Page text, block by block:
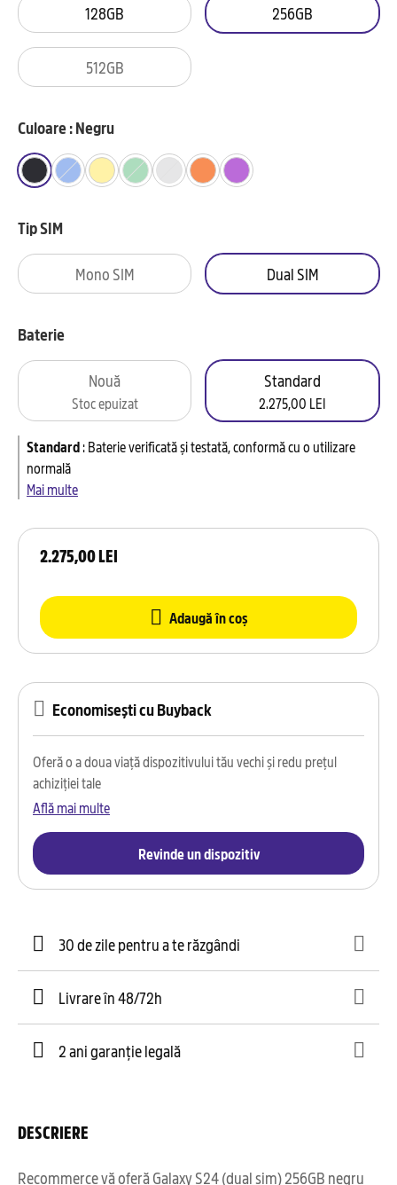
2.275,00 LEI
Adaugă în coș
128GB 256GB
512GB
Culoare : Negru
Tip SIM
Mono SIM Dual SIM
Baterie
Nouă
Stoc epuizat
Standard
2.275,00 LEI
Standard:Baterie verificată și testată, conformă cu o utilizare
normală
Mai multe
Economisești cu Buyback
Oferă o a doua viață dispozitivului tău vechi și redu prețul
achiziției tale
Află mai multe
Revinde un dispozitiv
30 de zile pentru a te răzgândi
Livrare în 48/72h
2 ani garanție legală
DESCRIERE
Recommerce vă oferă Galaxy S24 (dual sim) 256GB negru